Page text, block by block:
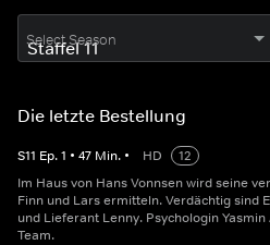
Select Season
Die letzte Bestellung
S11 Ep.1 • 47 Min. • HD
12
Im Haus von Hans Vonnsen wird seine
Finn und Lars ermitteln. Verdächtig sind
und Lieferant Lenny. Psychologin
Team.